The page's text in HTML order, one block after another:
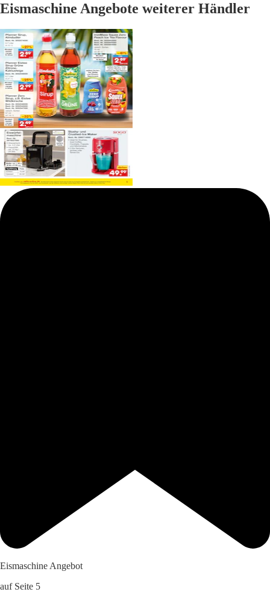
Eismaschine Angebote weiterer Händler
Eismaschine Angebot
auf Seite 5